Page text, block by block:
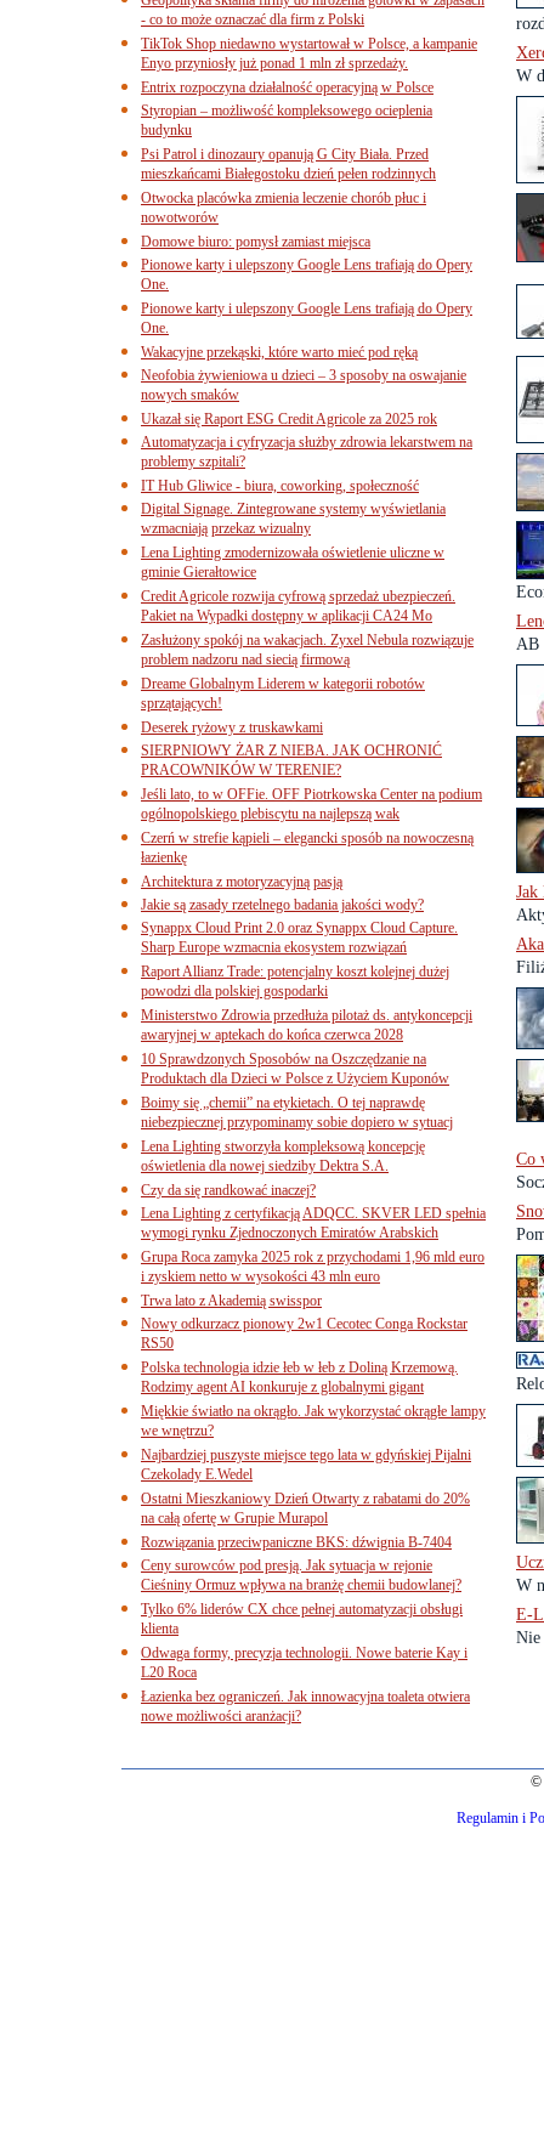
W
AB
Jak
Co
W
E-
Nie
- co to może oznaczać dla firm z Polski
TikTok Shop niedawno wystartował w Polsce, a kampanie
Enyo przyniosły już ponad 1 mln zł sprzedaży.
Entrix rozpoczyna działalność operacyjną w Polsce
Styropian – możliwość kompleksowego ocieplenia
budynku
Psi Patrol i dinozaury opanują G City Biała. Przed
mieszkańcami Białegostoku dzień pełen rodzinnych
Otwocka placówka zmienia leczenie chorób płuc i
nowotworów
Domowe biuro: pomysł zamiast miejsca
Pionowe karty i ulepszony Google Lens trafiają do Opery
One.
Pionowe karty i ulepszony Google Lens trafiają do Opery
One.
Wakacyjne przekąski, które warto mieć pod ręką
Neofobia żywieniowa u dzieci – 3 sposoby na oswajanie
nowych smaków
Ukazał się Raport ESG Credit Agricole za 2025 rok
Automatyzacja i cyfryzacja służby zdrowia lekarstwem na
problemy szpitali?
IT Hub Gliwice - biura, coworking, społeczność
Digital Signage. Zintegrowane systemy wyświetlania
wzmacniają przekaz wizualny
Lena Lighting zmodernizowała oświetlenie uliczne w
gminie Gierałtowice
Credit Agricole rozwija cyfrową sprzedaż ubezpieczeń.
Pakiet na Wypadki dostępny w aplikacji CA24 Mo
Zasłużony spokój na wakacjach. Zyxel Nebula rozwiązuje
problem nadzoru nad siecią firmową
Dreame Globalnym Liderem w kategorii robotów
sprzątających!
Deserek ryżowy z truskawkami
SIERPNIOWY ŻAR Z NIEBA. JAK OCHRONIĆ
PRACOWNIKÓW W TERENIE?
Jeśli lato, to w OFFie. OFF Piotrkowska Center na podium
ogólnopolskiego plebiscytu na najlepszą wak
Czerń w strefie kąpieli – elegancki sposób na nowoczesną
łazienkę
Architektura z motoryzacyjną pasją
Jakie są zasady rzetelnego badania jakości wody?
Synappx Cloud Print 2.0 oraz Synappx Cloud Capture.
Sharp Europe wzmacnia ekosystem rozwiązań
Raport Allianz Trade: potencjalny koszt kolejnej dużej
powodzi dla polskiej gospodarki
Ministerstwo Zdrowia przedłuża pilotaż ds. antykoncepcji
awaryjnej w aptekach do końca czerwca 2028
10 Sprawdzonych Sposobów na Oszczędzanie na
Produktach dla Dzieci w Polsce z Użyciem Kuponów
Boimy się „chemii” na etykietach. O tej naprawdę
niebezpiecznej przypominamy sobie dopiero w sytuacj
Lena Lighting stworzyła kompleksową koncepcję
oświetlenia dla nowej siedziby Dektra S.A.
Czy da się randkować inaczej?
Lena Lighting z certyfikacją ADQCC. SKVER LED spełnia
wymogi rynku Zjednoczonych Emiratów Arabskich
Grupa Roca zamyka 2025 rok z przychodami 1,96 mld euro
i zyskiem netto w wysokości 43 mln euro
Trwa lato z Akademią swisspor
Nowy odkurzacz pionowy 2w1 Cecotec Conga Rockstar
RS50
Polska technologia idzie łeb w łeb z Doliną Krzemową.
Rodzimy agent AI konkuruje z globalnymi gigant
Miękkie światło na okrągło. Jak wykorzystać okrągłe lampy
we wnętrzu?
Najbardziej puszyste miejsce tego lata w gdyńskiej Pijalni
Czekolady E.Wedel
Ostatni Mieszkaniowy Dzień Otwarty z rabatami do 20%
na całą ofertę w Grupie Murapol
Rozwiązania przeciwpaniczne BKS: dźwignia B-7404
Ceny surowców pod presją. Jak sytuacja w rejonie
Cieśniny Ormuz wpływa na branżę chemii budowlanej?
Tylko 6% liderów CX chce pełnej automatyzacji obsługi
klienta
Odwaga formy, precyzja technologii. Nowe baterie Kay i
L20 Roca
Łazienka bez ograniczeń. Jak innowacyjna toaleta otwiera
nowe możliwości aranżacji?
©
Regulamin i